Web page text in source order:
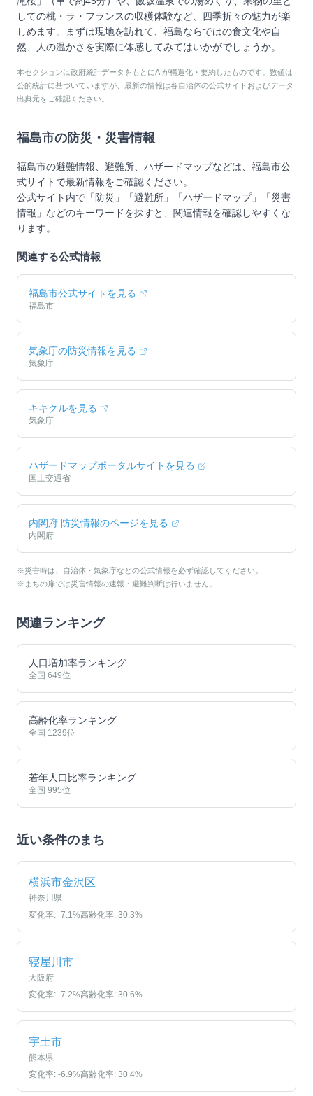
しての桃・ラ・フランスの収穫体験など、四季折々の魅力が楽
しめます。まずは現地を訪れて、福島ならではの食文化や自
然、人の温かさを実際に体感してみてはいかがでしょうか。
本セクションは政府統計データをもとにAIが構造化・要約したものです。数値は
公的統計に基づいていますが、最新の情報は各自治体の公式サイトおよびデータ
出典元をご確認ください。
福島市の防災・災害情報
福島市の避難情報、避難所、ハザードマップなどは、 福島市公
式サイトで最新情報をご確認ください。
公式サイト内で「防災」「避難所」「ハザードマップ」「災害
情報」などのキーワードを探すと、関連情報を確認しやすくな
ります。
関連する公式情報
福島市公式サイトを見る
福島市
気象庁の防災情報を見る
気象庁
キキクルを見る
気象庁
ハザードマップポータルサイトを見る
国土交通省
内閣府 防災情報のページを見る
内閣府
※災害時は、自治体・気象庁などの公式情報を必ず確認してください。
※まちの扉では災害情報の速報・避難判断は行いません。
関連ランキング
人口増加率ランキング
全国 649位
高齢化率ランキング
全国 1239位
若年人口比率ランキング
全国 995位
近い条件のまち
横浜市金沢区
神奈川県
変化率: -7.1%高齢化率: 30.3%
寝屋川市
大阪府
変化率: -7.2%高齢化率: 30.6%
宇土市
熊本県
変化率: -6.9%高齢化率: 30.4%